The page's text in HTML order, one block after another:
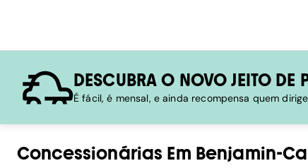
DESCUBRA O NOVO JEITO DE
É fácil, é mensal, e ainda recompensa quem
Concessionárias Em Benjamin-